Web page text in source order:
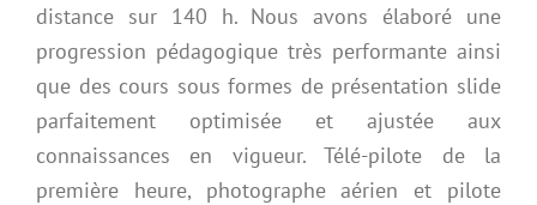
distance sur 140 h. Nous avons élaboré une
progression pédagogique très performante ainsi
que des cours sous formes de présentation slide
parfaitement optimisée et ajustée aux
connaissances en vigueur. Télé-pilote de la
première heure, photographe aérien et pilote